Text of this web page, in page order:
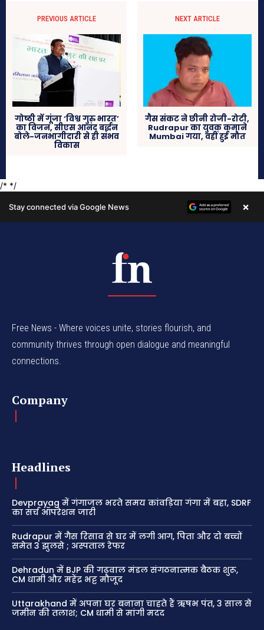
Free News - Where voices unite, stories flourish, and
community thrives through open dialogue and meaningful
connections.
Company
Headlines
Devprayag में गंगाजल भरते समय कांवड़िया गंगा में बहा, SDRF
का सर्च ऑपरेशन जारी
Rudrapur में गैस रिसाव से घर में लगी आग, पिता और दो बच्चों
समेत 3 झुलसे ; अस्पताल रेफर
Dehradun में BJP की गढ़वाल मंडल संगठनात्मक बैठक शुरू,
CM धामी और महेंद्र भट्ट मौजूद
Uttarakhand में अपना घर बनाना चाहते हैं ऋषभ पंत, 3 साल से
जमीन की तलाश; CM धामी से मांगी मदद